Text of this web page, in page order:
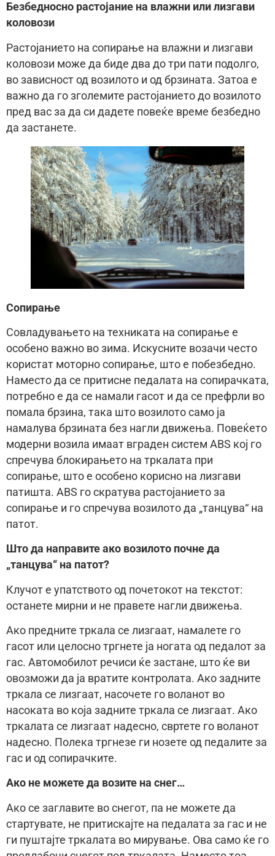
Безбедносно растојание на влажни или лизгави
коловози
Растојанието на сопирање на влажни и лизгави
коловози може да биде два до три пати подолго,
во зависност од возилото и од брзината. Затоа е
важно да го зголемите растојанието до возилото
пред вас за да си дадете повеќе време безбедно
да застанете.
Сопирање
Совладувањето на техниката на сопирање е
особено важно во зима. Искусните возачи често
користат моторно сопирање, што е побезбедно.
Наместо да се притисне педалата на сопирачката,
потребно е да се намали гасот и да се префрли во
помала брзина, така што возилото само ја
намалува брзината без нагли движења. Повеќето
модерни возила имаат вграден систем ABS кој го
спречува блокирањето на тркалата при
сопирање, што е особено корисно на лизгави
патишта. ABS го скратува растојанието за
сопирање и го спречува возилото да „танцува“ на
патот.
Што да направите ако возилото почне да
„танцува“ на патот?
Клучот е упатството од почетокот на текстот:
останете мирни и не правете нагли движења.
Ако предните тркала се лизгаат, намалете го
гасот или целосно тргнете ја ногата од педалот за
гас. Автомобилот речиси ќе застане, што ќе ви
овозможи да ја вратите контролата. Ако задните
тркала се лизгаат, насочете го воланот во
насоката во која задните тркала се лизгаат. Ако
тркалата се лизгаат надесно, свртете го воланот
надесно. Полека тргнезе ги нозете од педалите за
гас и од сопирачките.
Ако не можете да возите на снег…
Ако се заглавите во снегот, па не можете да
стартувате, не притискајте на педалата за гас и не
ги пуштајте тркалата во мирување. Ова само ќе го